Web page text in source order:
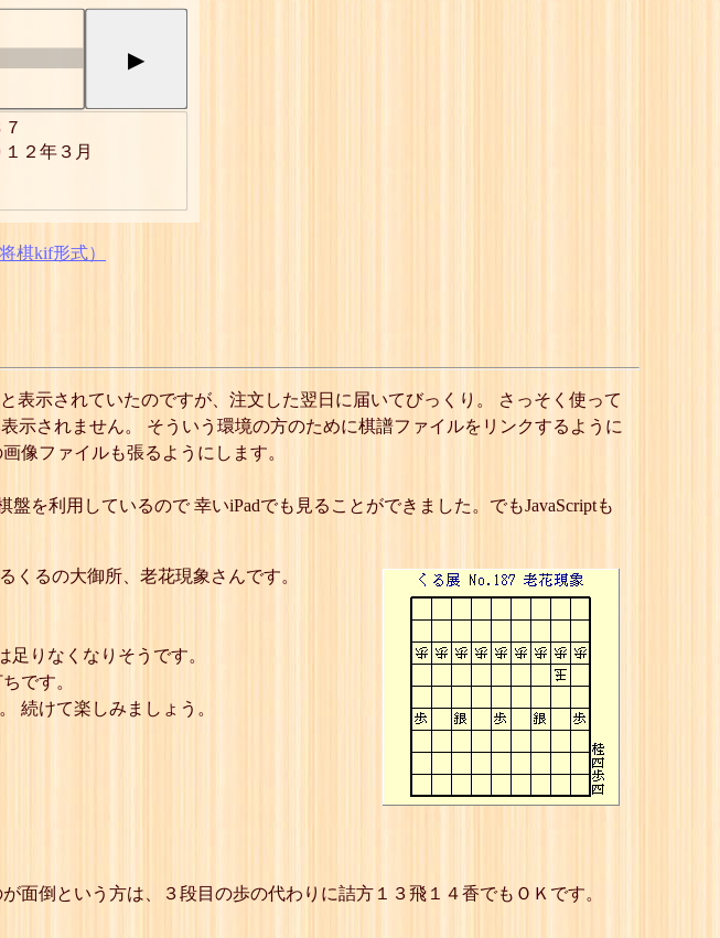
▶
２年３月
棋kif形式）
表示されていたのですが、注文した翌日に届いてびっくり。 さっそく使って
示されません。 そういう環境の方のために棋譜ファイルをリンクするように
像ファイルも張るようにします。
盤を利用しているので 幸いiPadでも見ることができました。でもJavaScriptも
くるの大御所、老花現象さんです。
りなくなりそうです。
です。
続けて楽しみましょう。
倒という方は、３段目の歩の代わりに詰方１３飛１４香でもＯＫです。